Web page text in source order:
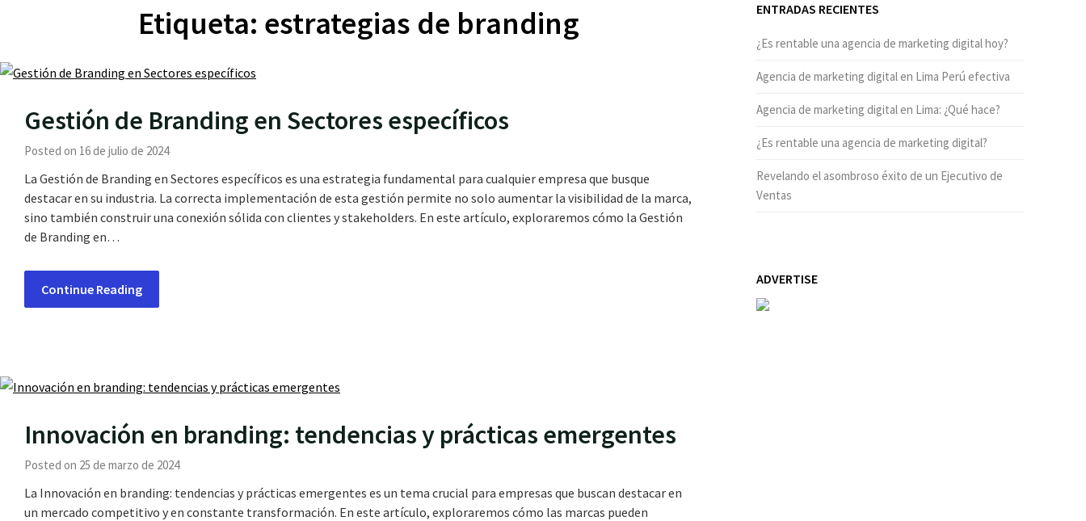
Etiqueta: estrategias de branding
Gestión de Branding en Sectores específicos
Posted on 16 de julio de 2024
La Gestión de Branding en Sectores específicos es una estrategia fundamental para cualquier empresa que busque
destacar en su industria. La correcta implementación de esta gestión permite no solo aumentar la visibilidad de la marca,
sino también construir una conexión sólida con clientes y stakeholders. En este artículo, exploraremos cómo la Gestión
de Branding en…
Continue Reading
Innovación en branding: tendencias y prácticas emergentes
Posted on 25 de marzo de 2024
La Innovación en branding: tendencias y prácticas emergentes es un tema crucial para empresas que buscan destacar en
un mercado competitivo y en constante transformación. En este artículo, exploraremos cómo las marcas pueden
ENTRADAS RECIENTES
¿Es rentable una agencia de marketing digital hoy?
Agencia de marketing digital en Lima Perú efectiva
Agencia de marketing digital en Lima: ¿Qué hace?
¿Es rentable una agencia de marketing digital?
Revelando el asombroso éxito de un Ejecutivo de
Ventas
ADVERTISE